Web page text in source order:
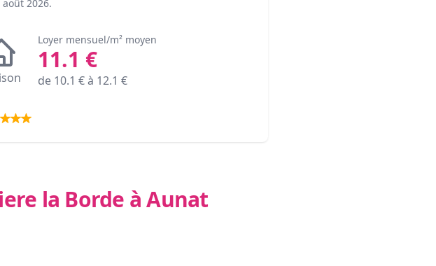
août 2026.
Loyer mensuel/m² moyen
11.1 €
de 10.1 € à 12.1 €
la Borde à Aunat